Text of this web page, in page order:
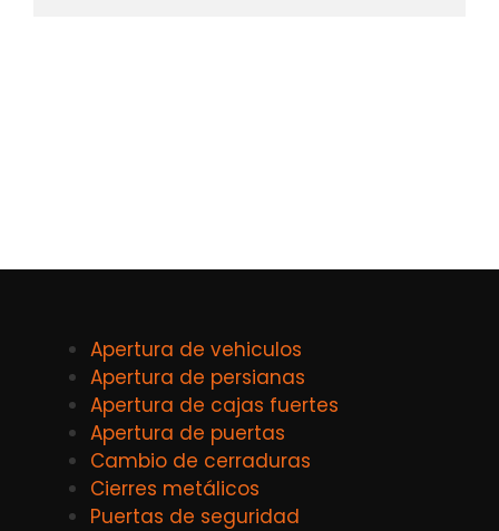
Apertura de vehiculos
Apertura de persianas
Apertura de cajas fuertes
Apertura de puertas
Cambio de cerraduras
Cierres metálicos
Puertas de seguridad